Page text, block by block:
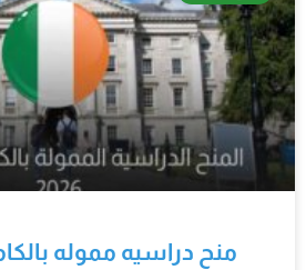
منح دراسيه مموله